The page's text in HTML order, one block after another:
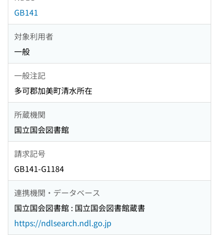
GB141
対象利用者
一般
一般注記
多可郡加美町清水所在
所蔵機関
国立国会図書館
請求記号
GB141-G1184
連携機関・データベース
国立国会図書館 : 国立国会図書館蔵書
https://ndlsearch.ndl.go.jp